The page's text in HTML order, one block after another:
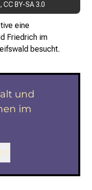
, CC BY-SA 3.0
eine
Friedrich im
besucht.
und
im